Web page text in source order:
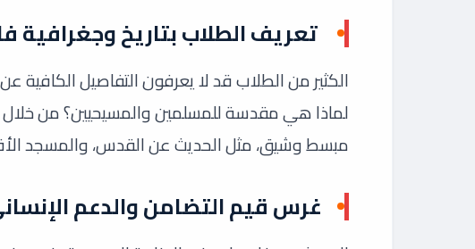
تعريف الطلاب بتاريخ وجغرافية
الكثير من الطلاب قد لا يعرفون التفاصيل الكافية عن
لماذا هي مقدسة للمسلمين والمسيحيين؟ من
مبسط وشيق، مثل الحديث عن القدس، والمسجد
غرس قيم التضامن والدعم